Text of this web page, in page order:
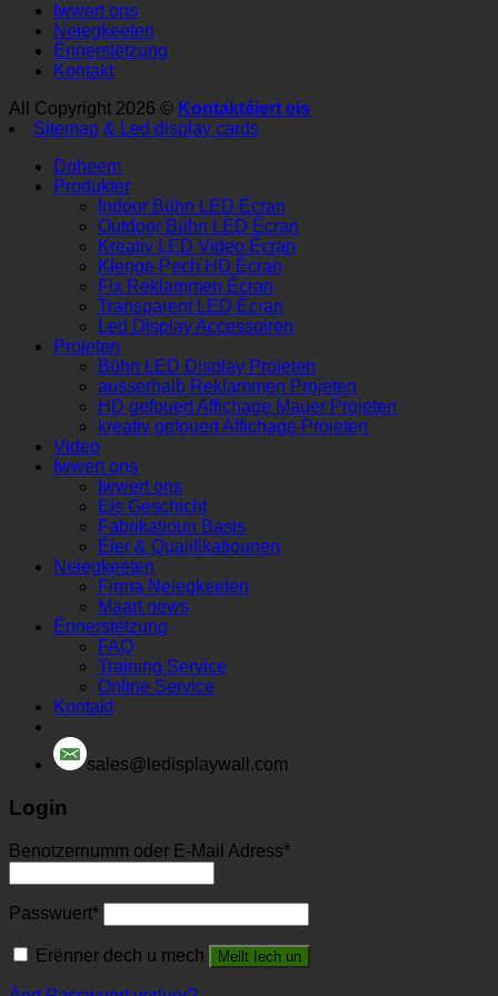
Iwwert ons
Neiegkeeten
Ënnerstëtzung
Kontakt
All Copyright 2026 © Kontaktéiert eis
Sitemap & Led display cards
Doheem
Produkter
Indoor Bühn LED Écran
Outdoor Bühn LED Écran
Kreativ LED Video Écran
Klenge Pech HD Écran
Fix Reklammen Écran
Transparent LED Écran
Led Display Accessoiren
Projeten
Bühn LED Display Projeten
ausserhalb Reklammen Projeten
HD gefouert Affichage Mauer Projeten
kreativ gefouert Affichage Projeten
Video
Iwwert ons
Iwwert ons
Eis Geschicht
Fabrikatioun Basis
Éier & Qualifikatiounen
Neiegkeeten
Firma Neiegkeeten
Maart news
Ënnerstëtzung
FAQ
Training Service
Online Service
Kontakt
sales@ledisplaywall.com
Login
Benotzernumm oder E-Mail Adress*
Passwuert*
Erënner dech u mech Mellt Iech un